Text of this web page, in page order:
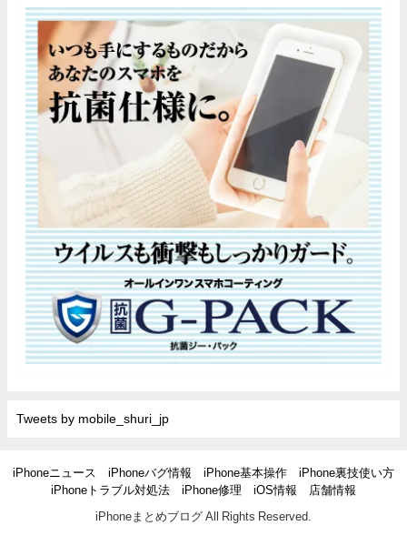
Tweets by mobile_shuri_jp
iPhoneニュース iPhoneバグ情報 iPhone基本操作
iPhone裏技使い方
iPhoneトラブル対処法
iPhone修理 iOS情報 店舗情報
iPhoneまとめブログ All Rights Reserved.